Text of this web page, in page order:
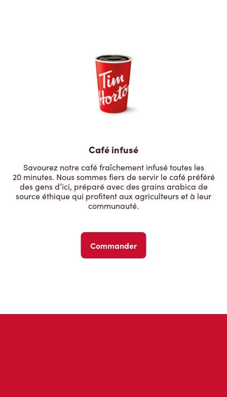
Café infusé
Savourez notre café fraîchement infusé toutes les
20 minutes. Nous sommes fiers de servir le café préféré
des gens d’ici, préparé avec des grains arabica de
source éthique qui profitent aux agriculteurs et à leur
communauté.
Commander